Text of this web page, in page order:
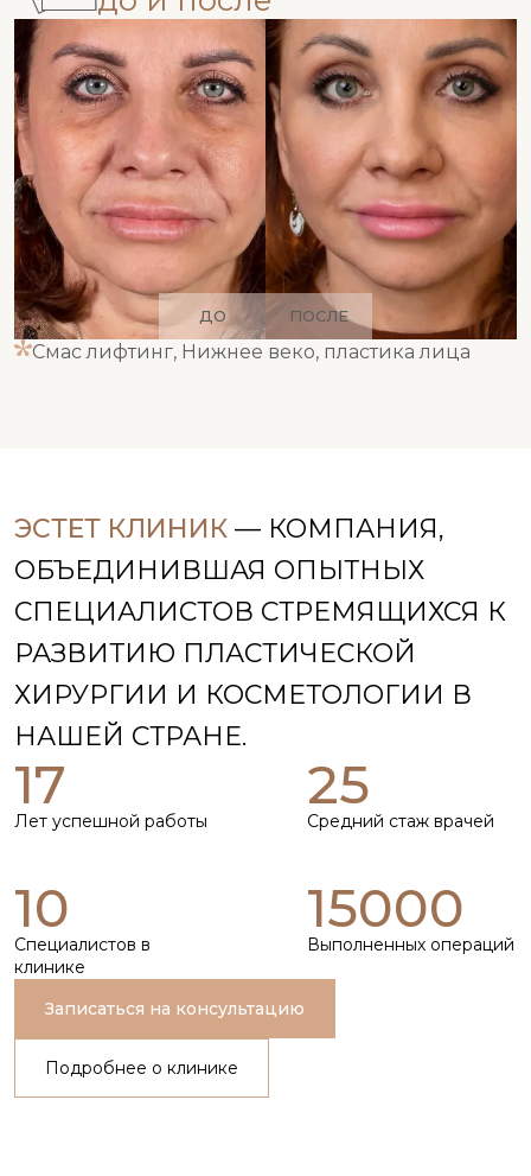
ДО ПОСЛЕ
Смас лифтинг, Нижнее веко, пластика лица
ЭСТЕТ КЛИНИК — КОМПАНИЯ,
ОБЪЕДИНИВШАЯ ОПЫТНЫХ
СПЕЦИАЛИСТОВ СТРЕМЯЩИХСЯ К
РАЗВИТИЮ ПЛАСТИЧЕСКОЙ
ХИРУРГИИ И КОСМЕТОЛОГИИ В
НАШЕЙ СТРАНЕ.
17
Лет успешной работы
25
Средний стаж врачей
10
Специалистов в
клинике
15000
Выполненных операций
Записаться на консультацию
Подробнее о клинике